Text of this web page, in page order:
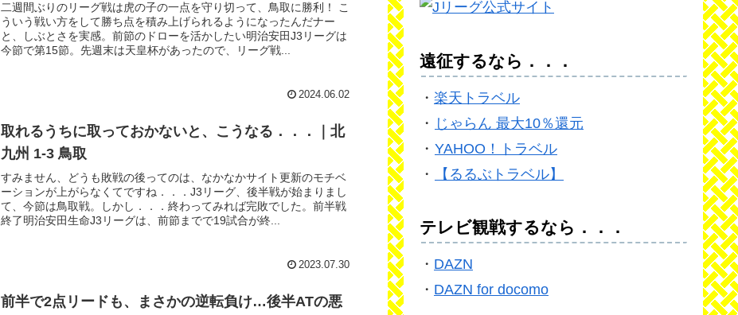
二週間ぶりのリーグ戦は虎の子の一点を守り切って、鳥取に勝利！ こ
ういう戦い方をして勝ち点を積み上げられるようになったんだナー
と、しぶとさを実感。前節のドローを活かしたい明治安田J3リーグは
今節で第15節。先週末は天皇杯があったので、リーグ戦...
2024.06.02
取れるうちに取っておかないと、こうなる．．．｜北
九州 1-3 鳥取
すみません、どうも敗戦の後ってのは、なかなかサイト更新のモチベ
ーションが上がらなくてですね．．．J3リーグ、後半戦が始まりまし
て、今節は鳥取戦。しかし．．．終わってみれば完敗でした。前半戦
終了明治安田生命J3リーグは、前節までで19試合が終...
2023.07.30
前半で2点リードも、まさかの逆転負け…後半ATの悪
遠征するなら．．．
・ 楽天トラベル
・ じゃらん 最大10％還元
・ YAHOO！トラベル
・
【るるぶトラベル】
テレビ観戦するなら．．．
・ DAZN
・ DAZN for docomo